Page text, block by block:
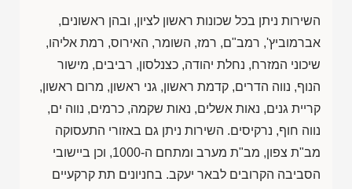
השירות ניתן בכל שכונות ראשון לציון, ובהן ראשונים,
אברמוביץ', רמב"ם, רמז, השומר, האירוס, רמת אליהו,
שיכוני המזרח, נחלת יהודה, כצנלסון, רביבים, מישור
הנוף, נווה הדרים, קדמת ראשון, גני ראשון, מרום ראשון,
קריית גנים, נאות אשלים, נאות שקמה, כרמים, נווה ים,
נווה חוף, נרקיסים. השירות ניתן גם באזורי התעסוקה
מב"ת צפון, מב"ת מערב ומתחם ה-1000, וכן ביישובי
הסביבה הקרובים לבאר יעקב. בחניונים תת קרקעיים